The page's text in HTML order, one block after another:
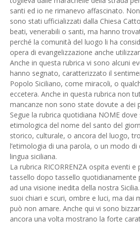
santi ed io ne rimanevo affascinato.
sono stati ufficializzati dalla Chiesa
beati, venerabili o santi, ma hanno
perché la comunità del luogo li ha
opera di evangelizzazione anche
Anche in questa rubrica vi sono alcuni
hanno segnato, caratterizzato il
Popolo Siciliano, come miracoli, o
eccetera. Anche in questa rubrica non
mancanze non sono state dovute a dei
Segue la rubrica quotidiana NOME dove
etimologica del nome del santo del
storico, culturale, o ancora del luogo,
l’etimologia di una parola, o un modo di
lingua siciliana.
La rubrica RICORRENZA ospita eventi e
tassello dopo tassello quotidianamente
ad una visione inedita della nostra
suoi chiari e scuri, ombre e luci, ma dai
può non amare. Anche qui vi sono
ancora una volta mostrano la forte